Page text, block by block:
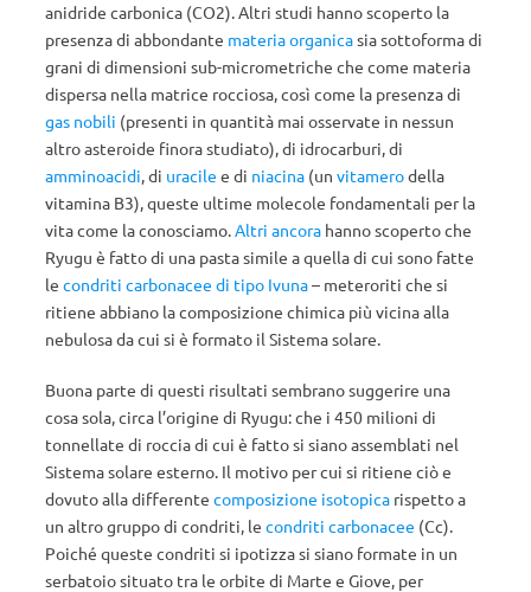
anidride carbonica (CO2). Altri studi hanno scoperto la
presenza di abbondante materia organicasia sottoforma di
grani di dimensioni sub-micrometriche che come materia
dispersa nella matrice rocciosa, così come la presenza di
gas nobili (presenti in quantità mai osservate in nessun
altro asteroide finora studiato), di idrocarburi, di
amminoacidi, di uracile e di niacina (un vitamerodella
vitamina B3), queste ultime molecole fondamentali per la
vita come la conosciamo.Altri ancora hanno scoperto che
Ryugu è fatto di una pasta simile a quella di cui sono fatte
le condriti carbonacee di tipo Ivuna– meteroriti che si
ritiene abbiano la composizione chimica più vicina alla
nebulosa da cui si è formato il Sistema solare.
Buona parte di questi risultati sembrano suggerire una
cosa sola, circa l’origine di Ryugu: che i 450 milioni di
tonnellate di roccia di cui è fatto si siano assemblati nel
Sistema solare esterno. Il motivo per cui si ritiene ciò e
dovuto alla differente composizione isotopica rispetto a
un altro gruppo di condriti, le condriti carbonacee (Cc).
Poiché queste condriti si ipotizza si siano formate in un
serbatoio situato tra le orbite di Marte e Giove, per